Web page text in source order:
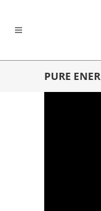
PURE